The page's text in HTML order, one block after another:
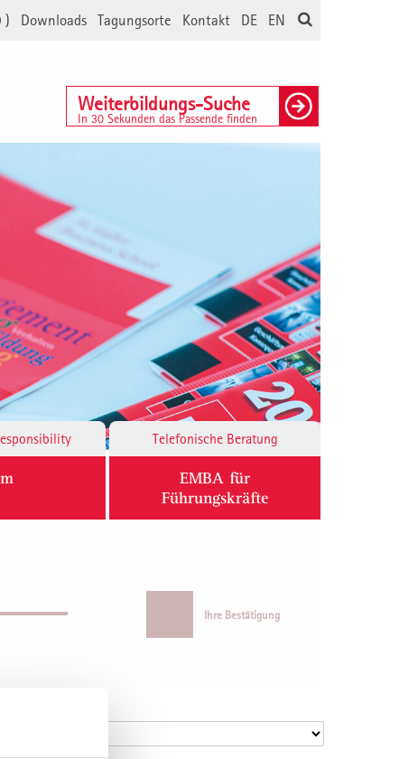
EN
DE
Kontakt
Tagungsorte
Downloads
)
Weiterbildungs-Suche
In 30 Sekunden das Passende finden
Telefonische Beratung
EMBA für
Führungskräfte
Ihre Bestätigung